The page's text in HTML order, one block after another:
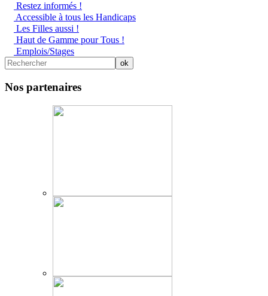
Restez informés !
Accessible à tous les Handicaps
Les Filles aussi !
Haut de Gamme pour Tous !
Emplois/Stages
Nos partenaires